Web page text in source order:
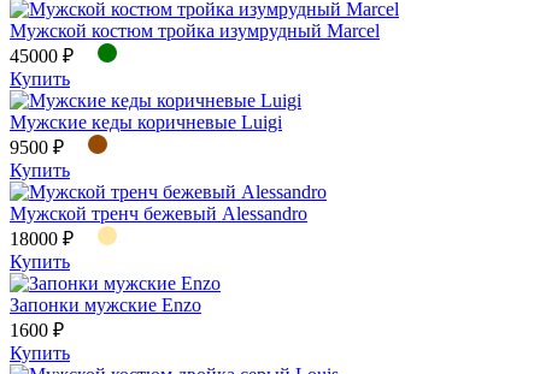
Мужской костюм тройка изумрудный Marcel
45000 ₽
Купить
Мужские кеды коричневые Luigi
9500 ₽
Купить
Мужской тренч бежевый Alessandro
18000 ₽
Купить
Запонки мужские Enzo
1600 ₽
Купить